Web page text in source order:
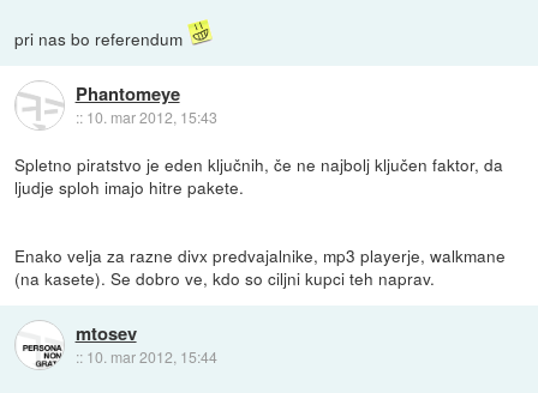
pri nas bo referendum
Phantomeye
:: 10. mar 2012, 15:43
Spletno piratstvo je eden ključnih, če ne najbolj ključen faktor, da
ljudje sploh imajo hitre pakete.
Enako velja za razne divx predvajalnike, mp3 playerje, walkmane
(na kasete). Se dobro ve, kdo so ciljni kupci teh naprav.
mtosev
:: 10. mar 2012, 15:44